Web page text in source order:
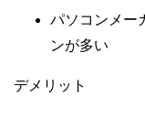
パソコンメー
ンが多い
デメリット